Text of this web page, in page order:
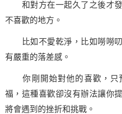
和對方在一起久了之後才發
不喜歡的地方。
比如不愛乾淨，比如嘮嘮叨
有嚴重的落差感。
你剛開始對他的喜歡，只
福，這種喜歡卻沒有辦法讓你
將會遇到的挫折和挑戰。